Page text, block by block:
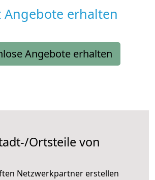
Angebote erhalten
Angebote erhalten
Ortsteile von
Netzwerkpartner erstellen